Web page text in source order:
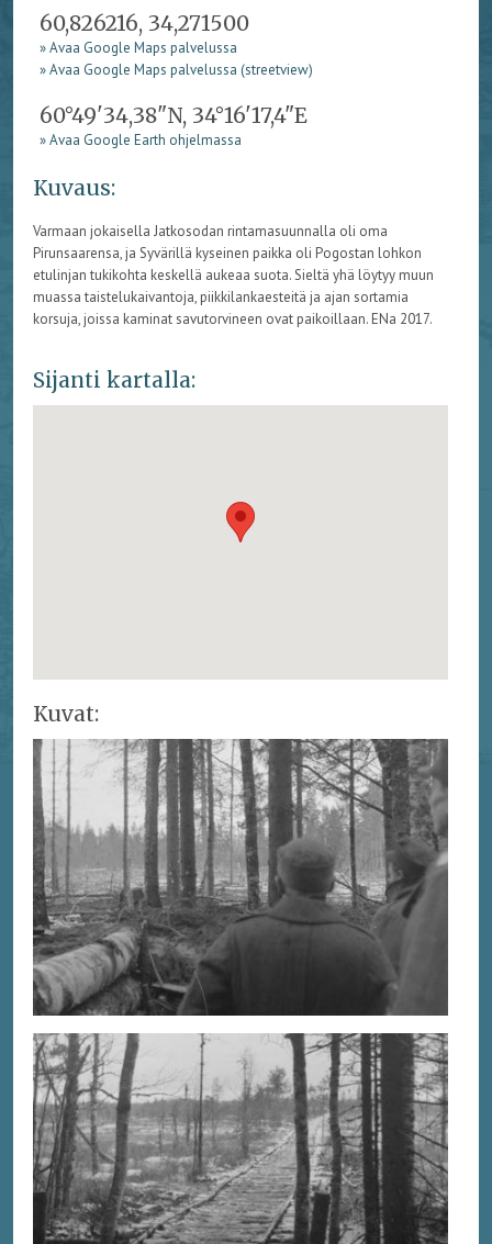
60,826216, 34,271500
» Avaa Google Maps palvelussa
» Avaa Google Maps palvelussa (streetview)
60°49'34,38"N, 34°16'17,4"E
» Avaa Google Earth ohjelmassa
Kuvaus:
Varmaan jokaisella Jatkosodan rintamasuunnalla oli oma
Pirunsaarensa, ja Syvärillä kyseinen paikka oli Pogostan lohkon
etulinjan tukikohta keskellä aukeaa suota. Sieltä yhä löytyy muun
muassa taistelukaivantoja, piikkilankaesteitä ja ajan sortamia
korsuja, joissa kaminat savutorvineen ovat paikoillaan. ENa 2017.
Sijanti kartalla:
Kuvat: